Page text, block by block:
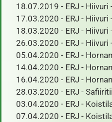
18.07.2019 - ERJ - Hiivuri
17.03.2020 - ERJ -
18.03.2020 - ERJ -
26.03.2020 - ERJ -
05.04.2020 - ERJ -
14.04.2020 - ERJ -
16.04.2020 - ERJ -
28.03.2020 - ERJ -
03.04.2020 - ERJ -
07.04.2020 - ERJ -